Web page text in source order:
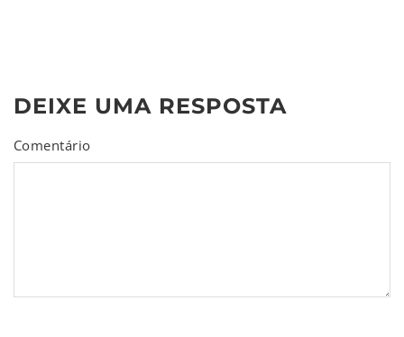
DEIXE UMA RESPOSTA
Comentário